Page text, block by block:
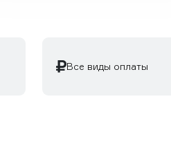
Все виды оплаты